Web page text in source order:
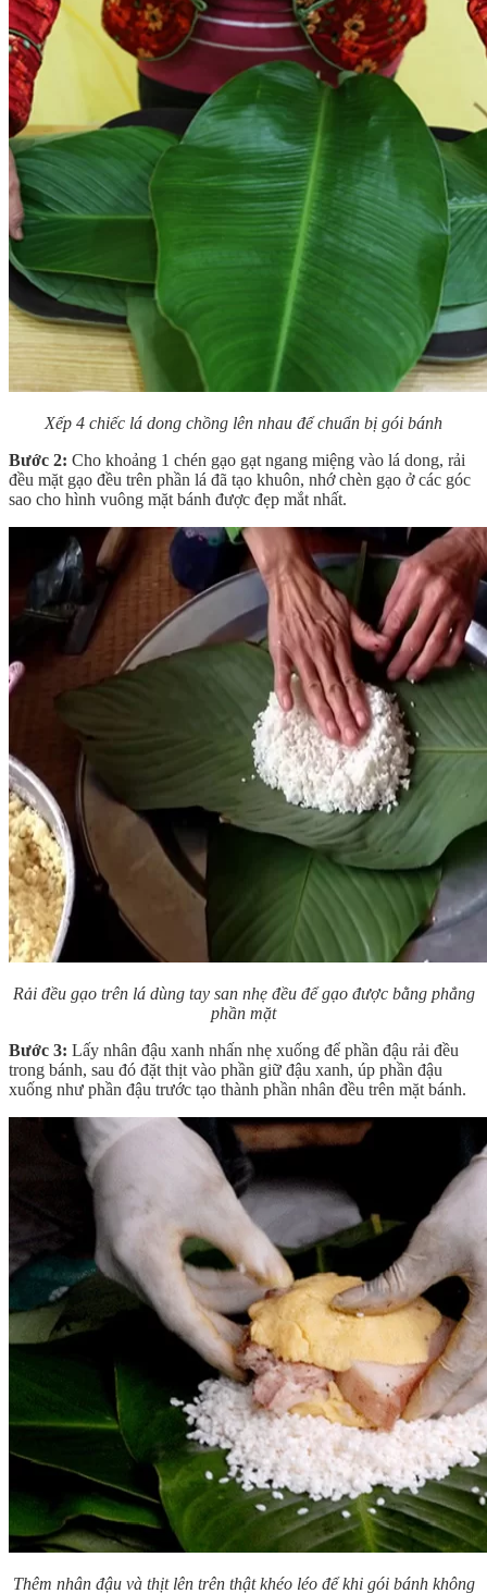
Xếp 4 chiếc lá dong chồng lên nhau để chuẩn bị gói bánh
Bước 2: Cho khoảng 1 chén gạo gạt ngang miệng vào lá dong, rải
đều mặt gạo đều trên phần lá đã tạo khuôn, nhớ chèn gạo ở các góc
sao cho hình vuông mặt bánh được đẹp mắt nhất.
Rải đều gạo trên lá dùng tay san nhẹ đều để gạo được bằng phẳng
phần mặt
Bước 3: Lấy nhân đậu xanh nhấn nhẹ xuống để phần đậu rải đều
trong bánh, sau đó đặt thịt vào phần giữ đậu xanh, úp phần đậu
xuống như phần đậu trước tạo thành phần nhân đều trên mặt bánh.
Thêm nhân đậu và thịt lên trên thật khéo léo để khi gói bánh không